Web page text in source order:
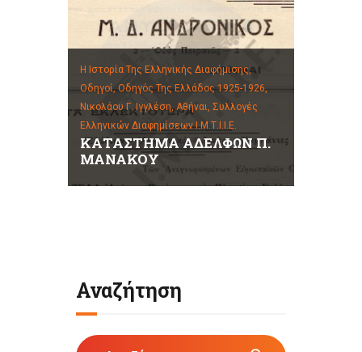
Η Ιστορία Της Ελληνικής Διαφήμισης,
Οδηγοί,Οδηγός Της Ελλάδος 1925-1926,
Νικολάου Γ. Ιγγλέση, Αθήναι, Συλλογές
Ελληνικών Διαφημίσεων Ι.Μ.Τ.Ι.Ι.Ε.
ΚΑΤΑΣΤΗΜΑ ΑΔΕΛΦΩΝ Π.
ΜΑΝΑΚΟΥ
Αναζήτηση
Αναζήτηση